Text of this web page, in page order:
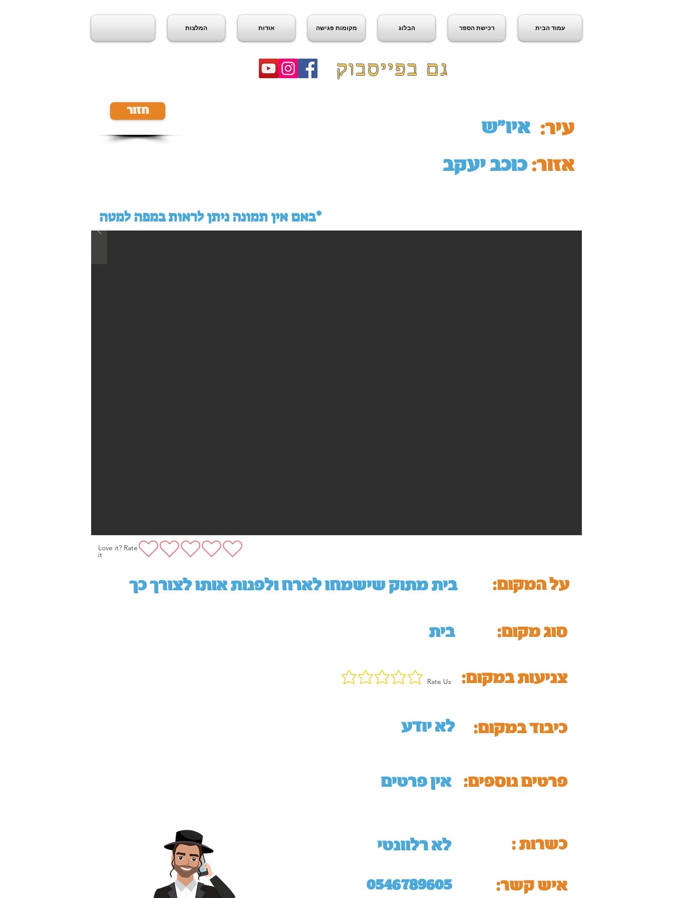
עמוד הבית רכישת הספר הבלוג מקומות פגישה אודות המלצות
גם בפייסבוק
חזור
איו"ש עיר:
כוכב יעקב אזור:
באם אין תמונה ניתן לראות במפה למטה*
Love it? Rate
it
בית מתוק שישמחו לארח ולפנות אותו לצורך כך על המקום:
בית סוג מקום:
:צניעות במקום Rate Us
כיבוד במקום: לא יודע
:פרטים נוספים אין פרטים
לא רלוונטי כשרות :
0546789605 :איש קשר